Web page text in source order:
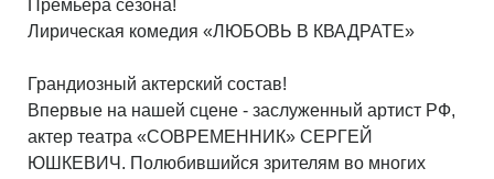
Премьера сезона!
Лирическая комедия «ЛЮБОВЬ В КВАДРАТЕ»
Грандиозный актерский состав!
Впервые на нашей сцене - заслуженный артист РФ,
актер театра «СОВРЕМЕННИК» СЕРГЕЙ
ЮШКЕВИЧ. Полюбившийся зрителям во многих